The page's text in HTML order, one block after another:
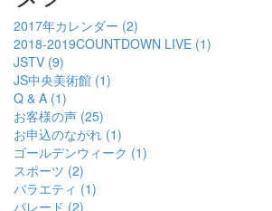
2017年カレンダー (2)
2018-2019COUNTDOWN LIVE (1)
JSTV (9)
JS中央美術館 (1)
Q & A (1)
お客様の声 (25)
お申込のながれ (1)
ゴールデンウィーク (1)
スポーツ (2)
バラエティ (1)
パレード (2)